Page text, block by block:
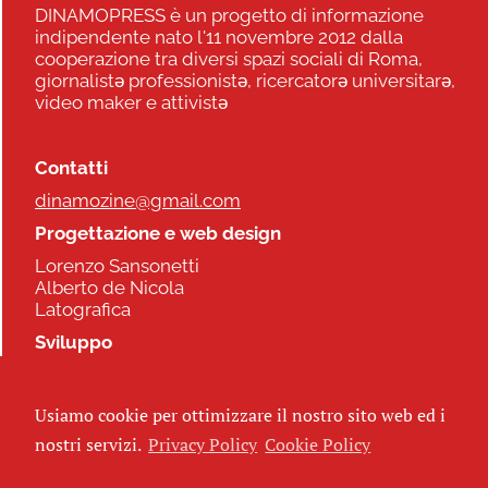
DINAMOPRESS è un progetto di informazione
indipendente nato l'11 novembre 2012 dalla
cooperazione tra diversi spazi sociali di Roma,
giornalistə professionistə, ricercatorə universitarə,
video maker e attivistə
Contatti
dinamozine@gmail.com
Progettazione e web design
Lorenzo Sansonetti
Alberto de Nicola
Latografica
Sviluppo
Seguici
Usiamo cookie per ottimizzare il nostro sito web ed i
nostri servizi. Privacy Policy Cookie Policy